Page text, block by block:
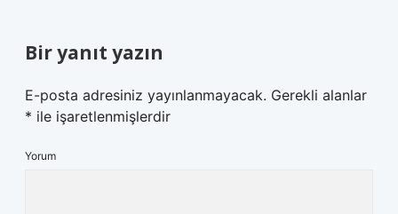
Bir yanıt yazın
E-posta adresiniz yayınlanmayacak. Gerekli alanlar
* ile işaretlenmişlerdir
Yorum